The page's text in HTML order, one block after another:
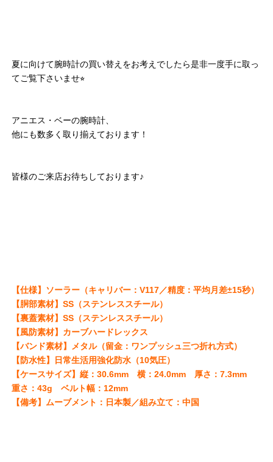
夏に向けて腕時計の買い替えをお考えでしたら是非一度手に取っ
てご覧下さいませ⭐︎
アニエス・ベーの腕時計、
他にも数多く取り揃えております！
皆様のご来店お待ちしております♪
【仕様】ソーラー（キャリバー：V117／精度：平均月差±15秒）
【胴部素材】SS（ステンレススチール）
【裏蓋素材】SS（ステンレススチール）
【風防素材】カーブハードレックス
【バンド素材】メタル（留金：ワンプッシュ三つ折れ方式）
【防水性】日常生活用強化防水（10気圧）
【ケースサイズ】縦：30.6mm 横：24.0mm 厚さ：7.3mm
重さ：43g ベルト幅：12mm
【備考】ムーブメント：日本製／組み立て：中国